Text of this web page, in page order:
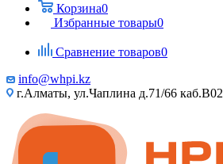
Корзина0
Избранные товары0
Сравнение товаров0
info@whpi.kz
г.Алматы, ул.Чаплина д.71/66 каб.B02